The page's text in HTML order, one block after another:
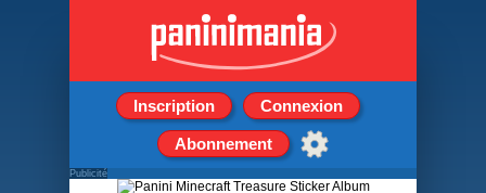
Inscription Connexion
Abonnement
Publicité